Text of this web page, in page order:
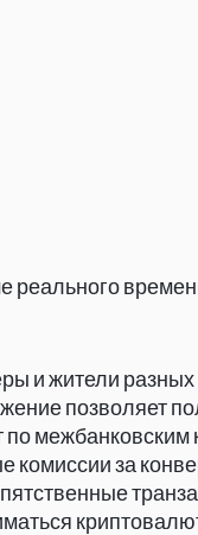
реального
и жители
позволяет
межбанковским
за